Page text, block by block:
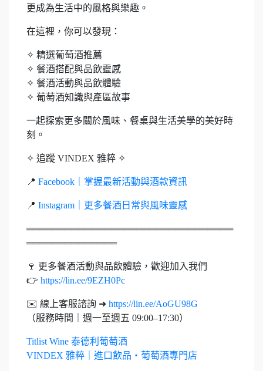
更成為生活中的風格與樂趣。
在這裡，你可以發現：
✧ 精選葡萄酒推薦
✧ 餐酒搭配與品飲靈感
✧ 餐酒活動與品飲體驗
✧ 葡萄酒知識與產區故事
一起探索更多關於風味、餐桌與生活美學的美好時
刻。
✧ 追蹤 VINDEX 雅粹 ✧
📍 Facebook｜掌握最新活動與酒款資訊
📍 Instagram｜更多餐酒日常與風味靈感
════════════════════════════════
══════════════
🍷 更多餐酒活動與品飲體驗，歡迎加入我們
👉 https://lin.ee/9EZH0Pc
✉️ 線上客服諮詢 ➜ https://lin.ee/AoGU98G
（服務時間｜週一至週五 09:00–17:30）
Titlist Wine 泰德利葡萄酒
VINDEX 雅粹｜進口飲品・葡萄酒專門店